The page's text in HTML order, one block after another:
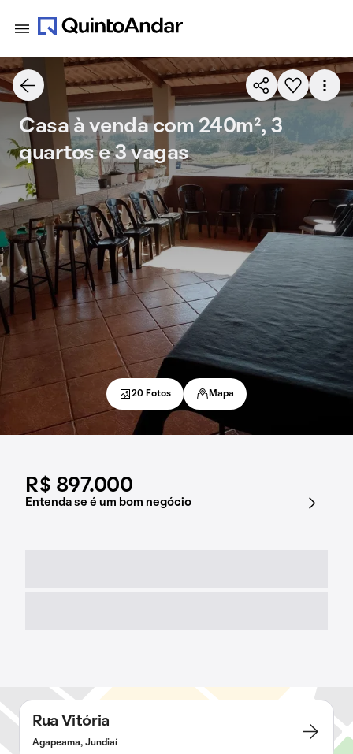
R$ 897.000
Entenda se é um bom negócio
Casa à venda com 240m², 3
quartos e 3 vagas
20 Fotos Mapa
Rua Vitória
Agapeama, Jundiaí